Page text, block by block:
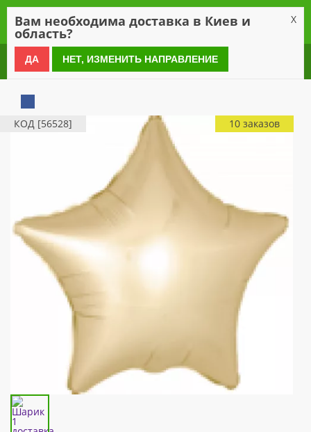
0 800 21 54 55
КОД [56528] 10 заказов
Вам необходима доставка в Киев и
область?
X
ДА НЕТ, ИЗМЕНИТЬ НАПРАВЛЕНИЕ